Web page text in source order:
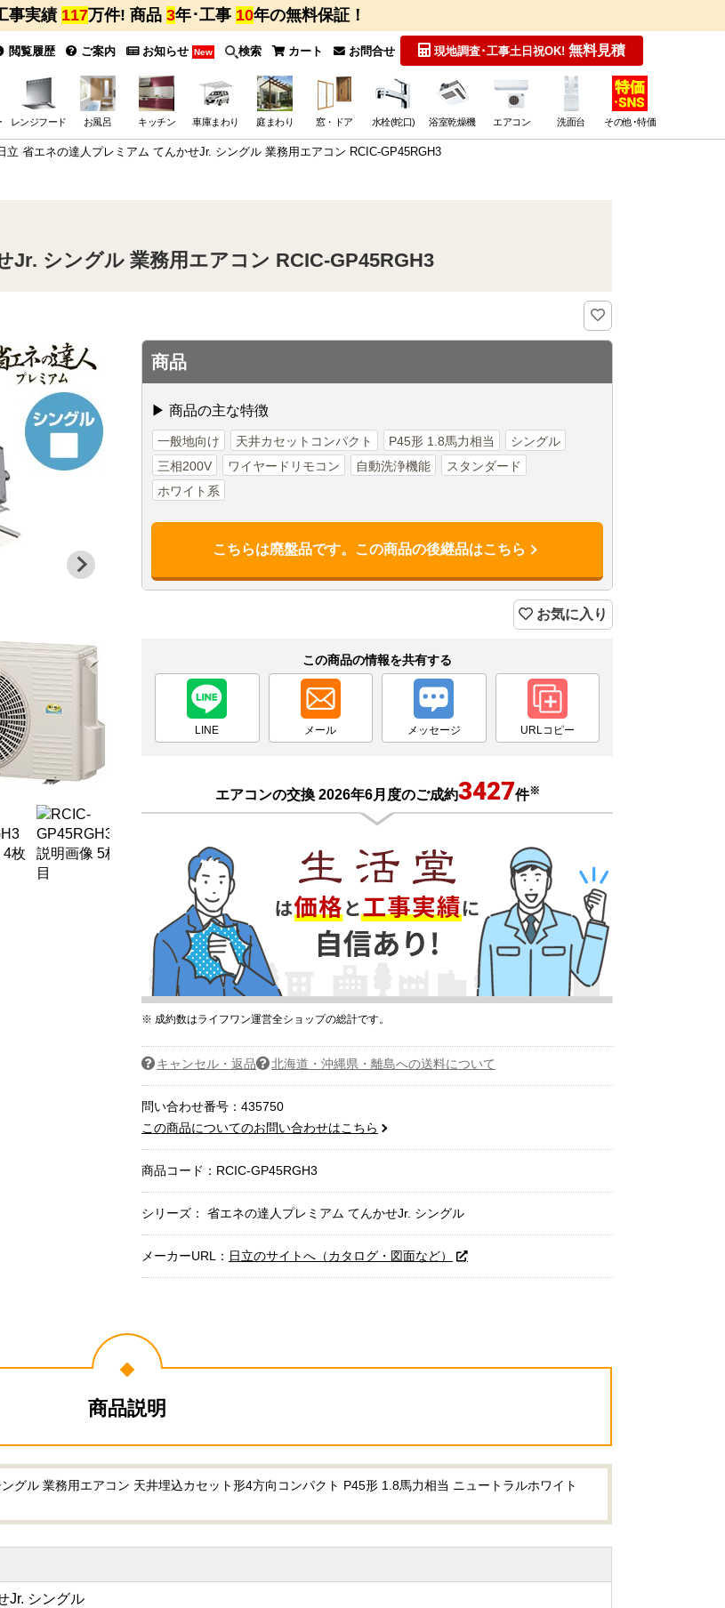
事実績 117万件! 商品 3年･工事 10年の無料保証！
閲覧履歴 ご案内 お知らせ New 検索 カート お問合せ 現地調査･工事土日祝OK! 無料見積
レンジフード お風呂 キッチン 車庫まわり 庭まわり 窓・ドア 水栓(蛇口) 浴室乾燥機 エアコン 洗面台 その他･特価
立 省エネの達人プレミアム てんかせJr. シングル 業務用エアコン RCIC-GP45RGH3
Jr. シングル 業務用エアコン RCIC-GP45RGH3
商品
▶ 商品の主な特徴
一般地向け 天井カセットコンパクト P45形 1.8馬力相当
シングル
三相200V
ワイヤードリモコン 自動洗浄機能
スタンダード
ホワイト系
こちらは廃盤品です。この商品の後継品はこちら
お気に入り
この商品の情報を共有する
LINE メール メッセージ URLコピー
エアコンの交換 2026年6月度のご成約3427件※
※ 成約数はライフワン運営全ショップの総計です。
キャンセル・返品 北海道・沖縄県・離島への送料について
問い合わせ番号：435750
この商品についてのお問い合わせはこちら
商品コード： RCIC-GP45RGH3
シリーズ： 省エネの達人プレミアム てんかせJr. シングル
メーカーURL： 日立のサイトへ（カタログ・図面など）
商品説明
グル 業務用エアコン 天井埋込カセット形4方向コンパクト P45形 1.8馬力相当 ニュートラルホワイト
Jr. シングル